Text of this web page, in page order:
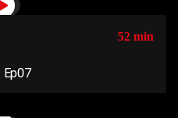
52 min
Ep07